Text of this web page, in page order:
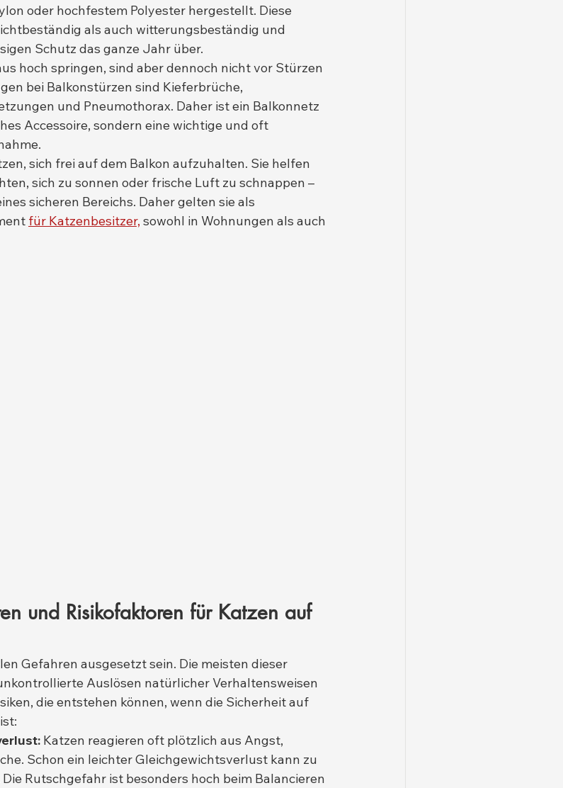
oder hochfestem Polyester hergestellt. Diese
als auch witterungsbeständig und
Schutz das ganze Jahr über.
hoch springen, sind aber dennoch nicht vor Stürzen
bei Balkonstürzen sind Kieferbrüche,
und Pneumothorax. Daher ist ein Balkonnetz
Accessoire, sondern eine wichtige und oft
sich frei auf dem Balkon aufzuhalten. Sie helfen
sich zu sonnen oder frische Luft zu schnappen –
sicheren Bereichs. Daher gelten sie als
für Katzenbesitzer, sowohl in Wohnungen als auch
und Risikofaktoren für Katzen auf
Gefahren ausgesetzt sein. Die meisten dieser
Auslösen natürlicher Verhaltensweisen
die entstehen können, wenn die Sicherheit auf
Katzen reagieren oft plötzlich aus Angst,
Schon ein leichter Gleichgewichtsverlust kann zu
Rutschgefahr ist besonders hoch beim Balancieren